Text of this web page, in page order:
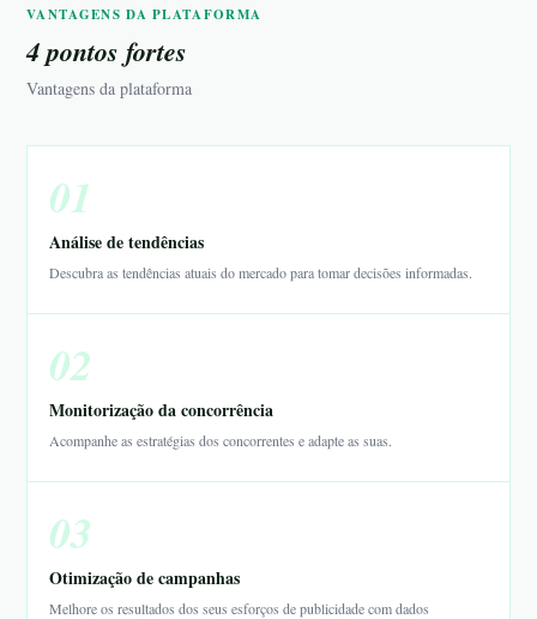
VANTAGENS DA PLATAFORMA
4 pontos fortes
Vantagens da plataforma
01
Análise de tendências
Descubra as tendências atuais do mercado para tomar decisões informadas.
02
Monitorização da concorrência
Acompanhe as estratégias dos concorrentes e adapte as suas.
03
Otimização de campanhas
Melhore os resultados dos seus esforços de publicidade com dados